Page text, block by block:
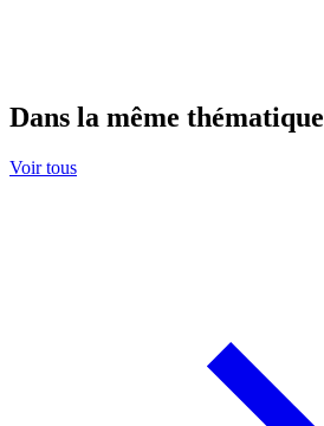
Dans la même thématique
Voir tous